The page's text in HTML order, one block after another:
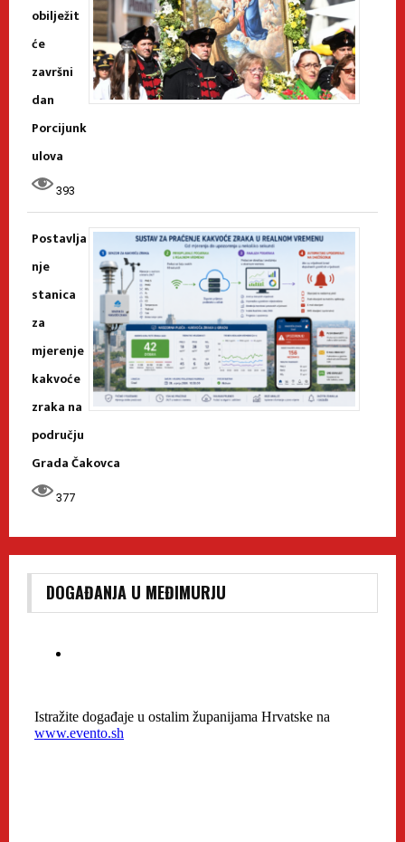
obilježit
će
završni
dan
Porcijunk
ulova
393
Postavlja
nje
stanica
za
mjerenje
kakvoće
zraka na
području
Grada Čakovca
377
DOGAĐANJA U MEĐIMURJU